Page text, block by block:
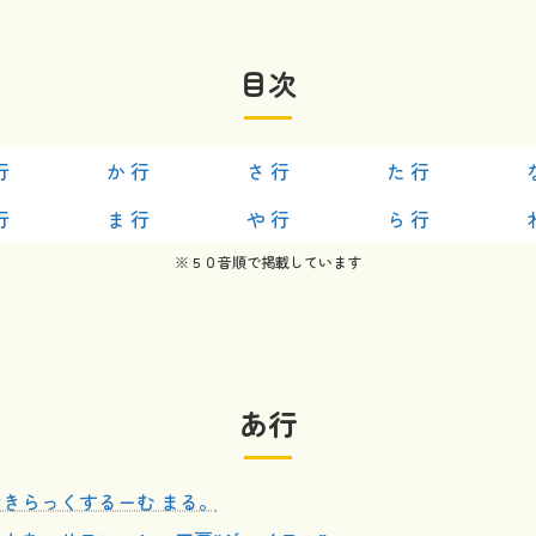
目次
か 行 さ 行 た 行
ま 行 や 行 ら 行
※５０音順で掲載しています
あ行
らっくするーむ まる。